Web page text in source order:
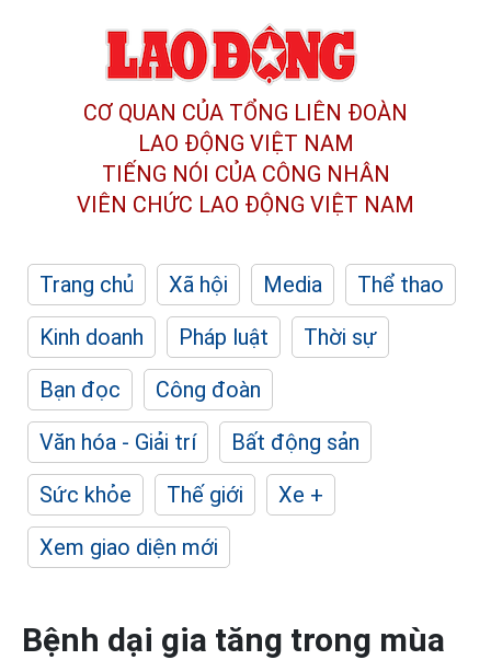
CƠ QUAN CỦA TỔNG LIÊN ĐOÀN
LAO ĐỘNG VIỆT NAM
TIẾNG NÓI CỦA CÔNG NHÂN
VIÊN CHỨC LAO ĐỘNG VIỆT NAM
Trang chủ Xã hội Media
Thể thao
Kinh doanh
Pháp luật
Thời sự
Bạn đọc
Công đoàn
Văn hóa - Giải trí
Bất động sản
Sức khỏe
Thế giới
Xe +
Xem giao diện mới
Bệnh dại gia tăng trong mùa